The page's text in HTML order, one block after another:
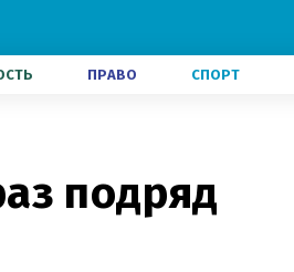
ПРАВО СПОРТ
подряд